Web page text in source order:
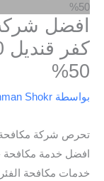
50%
افضل
50%
بواسطة Shokr
تحرص شركة مكافحة
افضل خدمة مكافحة
خدمات مكافحة